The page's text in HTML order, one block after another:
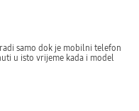
samo dok je mobilni telefon
u isto vrijeme kada i model